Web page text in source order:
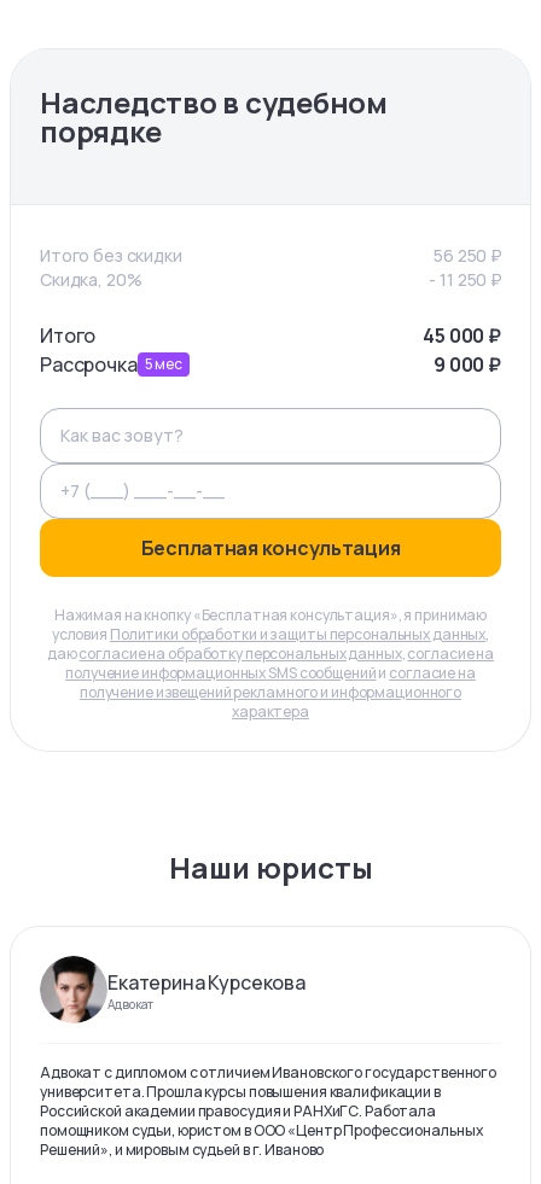
Наследство в судебном
порядке
Итого без скидки 56 250 ₽
Скидка, 20%
- 11 250 ₽
Итого 45 000 ₽
Рассрочка 5мес 9 000 ₽
Бесплатная консультация
Нажимая на кнопку «Бесплатная консультация», я принимаю
условия Политики обработки и защиты персональных данных,
даюсогласие на обработку персональных данных,согласие на
получение информационных SMS сообщенийи согласие на
получение извещений рекламного и информационного
характера
Наши юристы
Екатерина Курсекова
Адвокат
Адвокат с дипломом с отличием Ивановского государственного
университета. Прошла курсы повышения квалификации в
Российской академии правосудия и РАНХиГС. Работала
помощником судьи, юристом в ООО «Центр Профессиональных
Решений», и мировым судьей в г. Иваново